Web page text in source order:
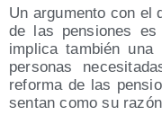
Un argu­men­to con el
de las pen­sio­nes
impli­ca tam­bién una
per­so­nas
refor­ma de las
sen­tan como su